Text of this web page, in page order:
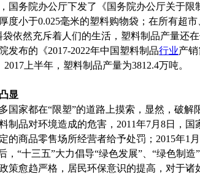
务院办公厅下发了《国务院办公厅关于限
度小于0.025毫米的塑料购物袋；在所有超
依然充斥着人们的生活，塑料制品产量还在
布的《2017-2022年中国塑料制品行业产
上半年，塑料制品产量为3812.4万吨。
显
家都在“限塑”的道路上摸索，显然，破解
品对环境造成的危害，2011年7月8日，国
的商品零售场所经营者给予处罚；2015年1
，“十三五”大力倡导“绿色发展”、“绿色制造
愈趋严格，居民环保意识的提高，对于诸